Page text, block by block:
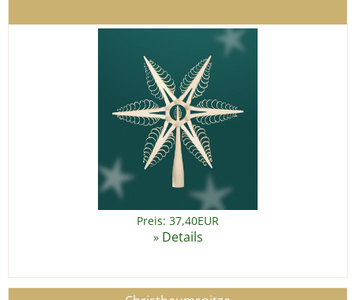
Preis: 37,40EUR
» Details